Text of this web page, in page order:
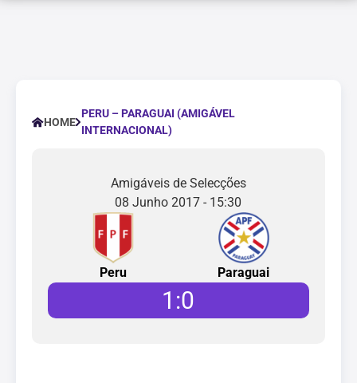
HOME
PERU – PARAGUAI (AMIGÁVEL
INTERNACIONAL)
Amigáveis de Selecções
08 Junho 2017 - 15:30
Peru Paraguai
1 :0